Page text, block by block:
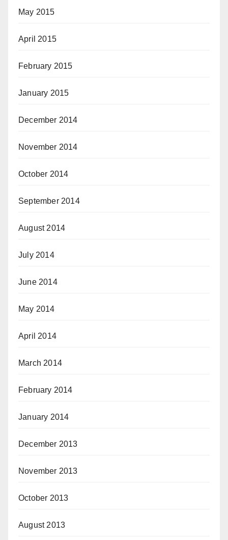
May 2015
April 2015
February 2015
January 2015
December 2014
November 2014
October 2014
September 2014
August 2014
July 2014
June 2014
May 2014
April 2014
March 2014
February 2014
January 2014
December 2013
November 2013
October 2013
August 2013